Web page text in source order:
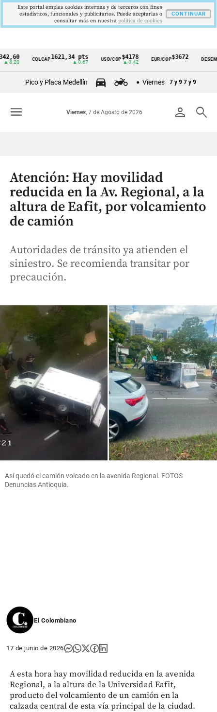
Cintillo
Colombia
COLCAP1621,34 pts USD/COP$4178
▲ 0.42
EUR/COP$3672
—
DESEMPLEO
Pico y Placa Medellín Viernes 7 y 9 7 y 9
person search
Viernes, 7 de Agosto de 2026
menu
Atención: Hay movilidad
reducida en la Av. Regional, a la
altura de Eafit, por volcamiento
de camión
Autoridades de tránsito ya atienden el
siniestro. Se recomienda transitar por
precaución.
Así quedó el camión volcado en la avenida Regional. FOTOS
Denuncias Antioquia.
El Colombiano
17 de junio de 2026
A esta hora hay movilidad reducida en la avenida
Regional, a la altura de la Universidad Eafit,
producto del volcamiento de un camión en la
calzada central de esta vía principal de la ciudad.
Este portal emplea cookies internas y de terceros con fines
estadísticos, funcionales y publicitarios. Puede aceptarlas o
consultar más en nuestra politica de cookies
CONTINUAR